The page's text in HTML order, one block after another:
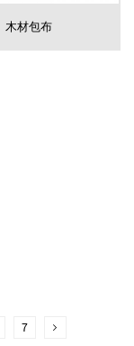
木材包布
7